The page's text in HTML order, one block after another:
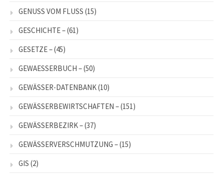
GENUSS VOM FLUSS (15)
GESCHICHTE –(61)
GESETZE –(45)
GEWAESSERBUCH –(50)
GEWÄSSER-DATENBANK(10)
GEWÄSSERBEWIRTSCHAFTEN –(151)
GEWÄSSERBEZIRK –(37)
GEWÄSSERVERSCHMUTZUNG –(15)
GIS (2)